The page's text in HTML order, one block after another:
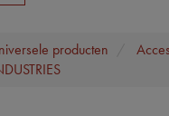
producten